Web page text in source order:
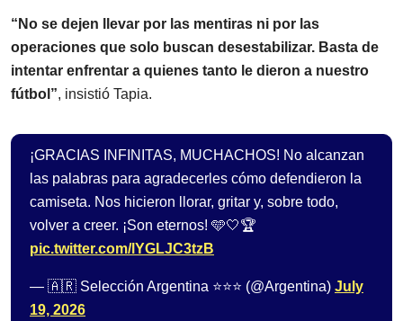
“No se dejen llevar por las mentiras ni por las
operaciones que solo buscan desestabilizar. Basta de
intentar enfrentar a quienes tanto le dieron a nuestro
fútbol”, insistió Tapia.
¡GRACIAS INFINITAS, MUCHACHOS! No alcanzan
las palabras para agradecerles cómo defendieron la
camiseta. Nos hicieron llorar, gritar y, sobre todo,
volver a creer. ¡Son eternos! 🩵🤍🏆
pic.twitter.com/lYGLJC3tzB
— 🇦🇷 Selección Argentina ⭐⭐⭐ (@Argentina) July
19, 2026